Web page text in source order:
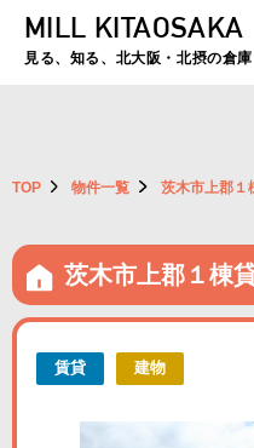
夏季休暇のお知らせ：2026年8月8
MILL KITAOSAKA
見る、知る、北大阪・北摂の倉
TOP 物件一覧 茨木市上郡１
茨木市上郡１棟
賃貸 建物